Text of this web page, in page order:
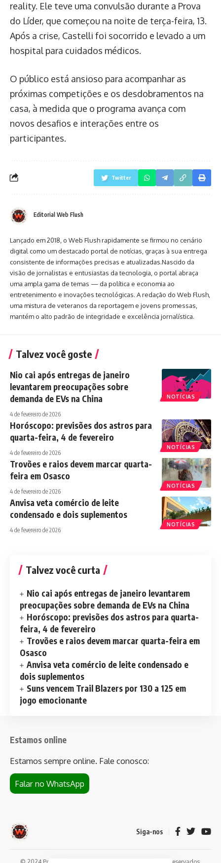
reality. Ele teve uma convulsão durante a Prova
do Líder, que começou na noite de terça-feira, 13.
Após a crise, Castelli foi socorrido e levado a um
hospital para cuidados médicos.
O público está ansioso para acompanhar as
próximas competições e os desdobramentos na
casa, à medida que o programa avança com
novos desafios e interações entre os
participantes.
Twitter
Editorial Web Flush
Lançado em 2018, o Web Flush rapidamente se firmou no cenário
digital como um destacado portal de notícias, graças à sua entrega
consistente de informações precisas e atualizadas.Nascido da
visão de jornalistas e entusiastas da tecnologia, o portal abraça
uma ampla gama de temas — da política e economia ao
entretenimento e inovações tecnológicas. A redação do Web Flush,
uma mistura de veteranos da reportagem e jovens promessas,
mantém o alto padrão de integridade e excelência jornalística.
Talvez você goste
NOTÍCIAS
Nio cai após entregas de janeiro
levantarem preocupações sobre
demanda de EVs na China
4 de fevereiro de 2026
NOTÍCIAS
Horóscopo: previsões dos astros para
quarta-feira, 4 de fevereiro
4 de fevereiro de 2026
NOTÍCIAS
Trovões e raios devem marcar quarta-
feira em Osasco
4 de fevereiro de 2026
NOTÍCIAS
Anvisa veta comércio de leite
condensado e dois suplementos
4 de fevereiro de 2026
Talvez você curta
Nio cai após entregas de janeiro levantarem
preocupações sobre demanda de EVs na China
Horóscopo: previsões dos astros para quarta-
feira, 4 de fevereiro
Trovões e raios devem marcar quarta-feira em
Osasco
Anvisa veta comércio de leite condensado e
dois suplementos
Suns vencem Trail Blazers por 130 a 125 em
jogo emocionante
Estamos online
Estamos sempre online. Fale conosco:
Falar no WhatsApp
Siga-nos